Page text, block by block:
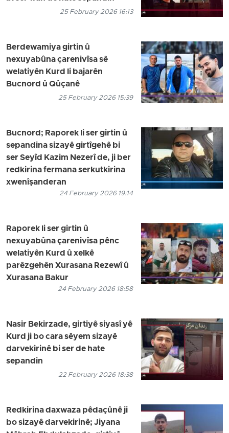
25 February 2026 16:13
Berdewamiya girtin û
nexuyabûna çarenivîsa sê
welatiyên Kurd li bajarên
Bucnord û Qûçanê
25 February 2026 15:39
Bucnord; Raporek li ser girtin û
sepandina sizayê girtîgehê bi
ser Seyîd Kazim Nezerî de, ji ber
redkirina fermana serkutkirina
xwenîşanderan
24 February 2026 19:14
Raporek li ser girtin û
nexuyabûna çarenivîsa pênc
welatiyên Kurd û xelkê
parêzgehên Xurasana Rezewî û
Xurasana Bakur
24 February 2026 18:58
Nasir Bekirzade, girtiyê siyasî yê
Kurd ji bo cara sêyem sizayê
darvekirinê bi ser de hate
sepandin
22 February 2026 18:38
Redkirina daxwaza pêdaçûnê ji
bo sizayê darvekirinê; Jiyana